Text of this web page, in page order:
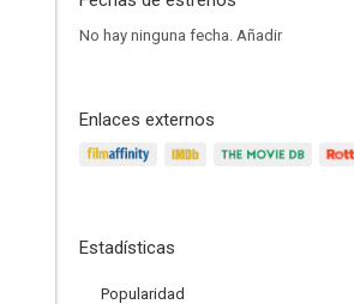
No hay ninguna fecha. Añadir
Enlaces externos
Estadísticas
Popularidad